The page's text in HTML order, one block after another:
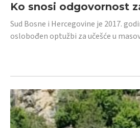
Ko snosi odgovornost
Sud Bosne i Hercegovine je 2017.
oslobođen optužbi za učešće u